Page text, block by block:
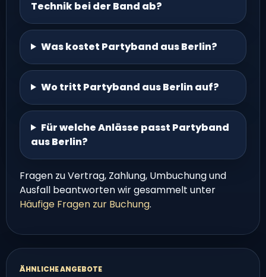
Technik bei der Band ab?
Was kostet Partyband aus Berlin?
Wo tritt Partyband aus Berlin auf?
Für welche Anlässe passt Partyband
aus Berlin?
Fragen zu Vertrag, Zahlung, Umbuchung und
Ausfall beantworten wir gesammelt unter
Häufige Fragen zur Buchung.
ÄHNLICHE ANGEBOTE